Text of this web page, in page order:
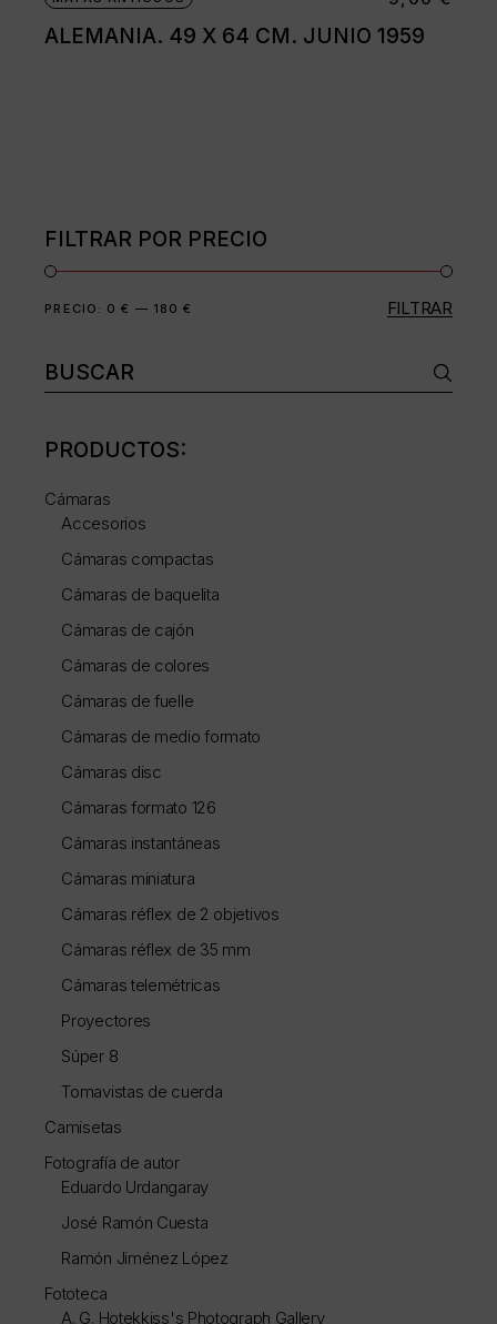
ALEMANIA. 49 X 64 CM. JUNIO 1959
FILTRAR POR PRECIO
Precio
Precio FILTRAR
PRECIO: 0 € — 180 €
Buscar:
PRODUCTOS:
Cámaras
Accesorios
Cámaras compactas
Cámaras de baquelita
Cámaras de cajón
Cámaras de colores
Cámaras de fuelle
Cámaras de medio formato
Cámaras disc
Cámaras formato 126
Cámaras instantáneas
Cámaras miniatura
Cámaras réflex de 2 objetivos
Cámaras réflex de 35 mm
Cámaras telemétricas
Proyectores
Súper 8
Tomavistas de cuerda
Camisetas
Fotografía de autor
Eduardo Urdangaray
José Ramón Cuesta
Ramón Jiménez López
Fototeca
A. G. Hotekkiss's Photograph Gallery